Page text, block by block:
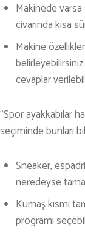
Makinede
civarında kısa
Makine
cevaplar
“Spor ayakkabılar
seçiminde bunları
Sneaker,
neredeyse
Kumaş kısmı
programı